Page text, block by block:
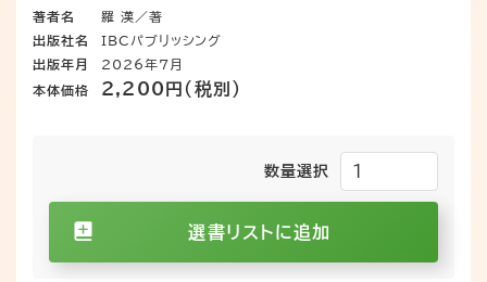
著者名
羅 漢／著
出版社名
IBCパブリッシング
出版年月
2026年7月
本体価格
2,200円（税別）
数量選択
選書リストに追加